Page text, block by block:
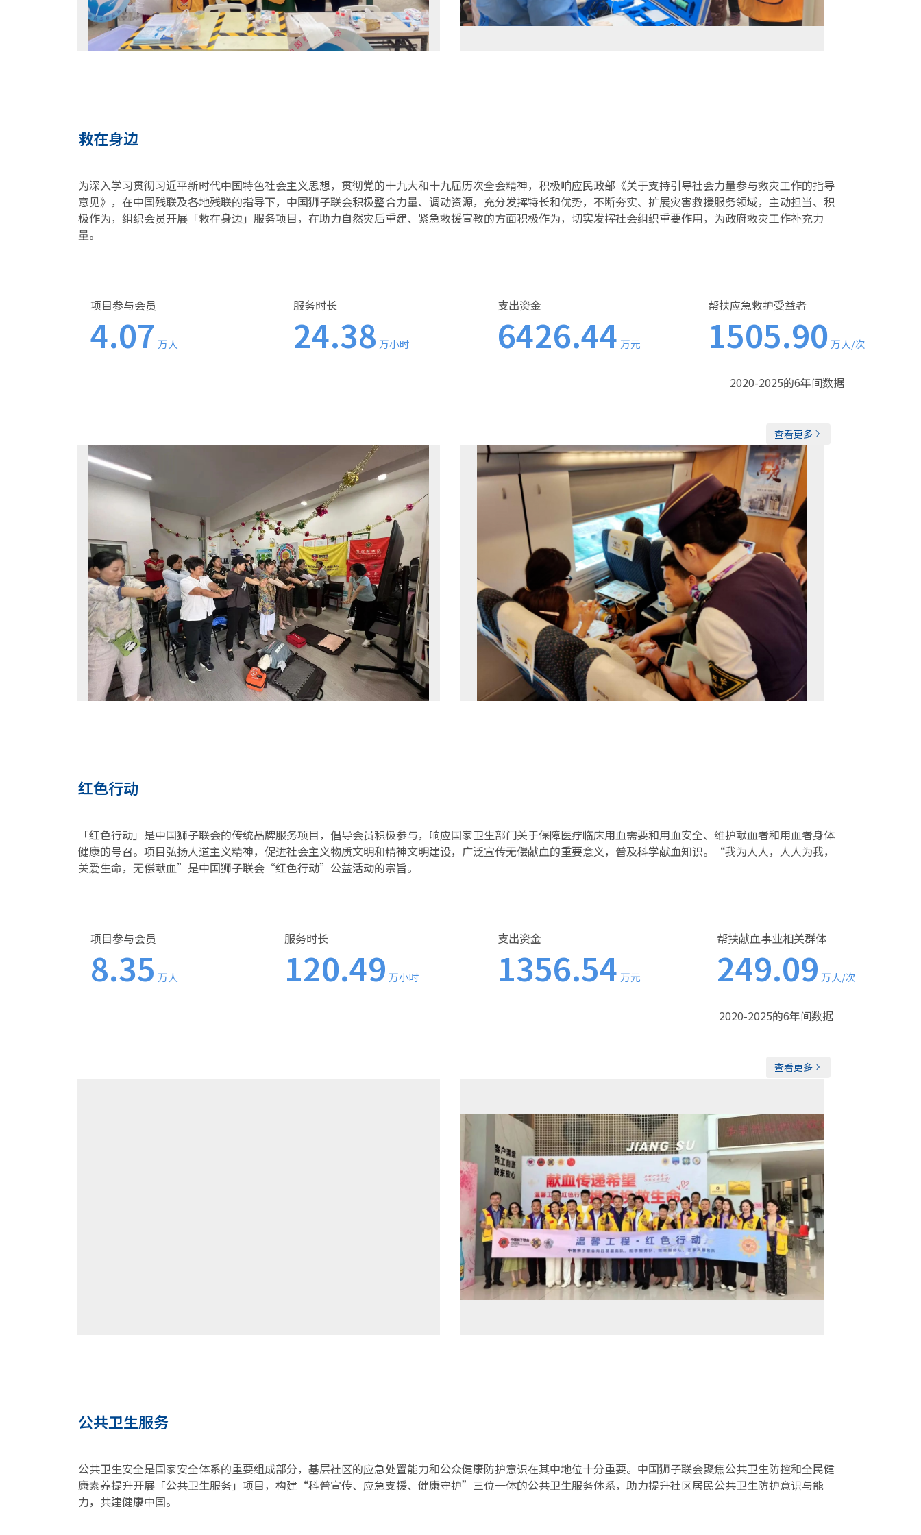
救在身边
为深入学习贯彻习近平新时代中国特色社会主义思想，贯彻党的十九大和十九届历次全会精神，积极响应民政部《关于支持引导社会力量参与救灾工作的指导
意见》，在中国残联及各地残联的指导下，中国狮子联会积极整合力量、调动资源，充分发挥特长和优势，不断夯实、扩展灾害救援服务领域，主动担当、积
极作为，组织会员开展「救在身边」服务项目，在助力自然灾后重建、紧急救援宣教的方面积极作为，切实发挥社会组织重要作用，为政府救灾工作补充力
量。
项目参与会员
4.07 万人
服务时长
24.38 万小时
支出资金
6426.44 万元
帮扶应急救护受益者
1505.90 万人/次
2020-2025的6年间数据
查看更多
红色行动
「红色行动」是中国狮子联会的传统品牌服务项目，倡导会员积极参与，响应国家卫生部门关于保障医疗临床用血需要和用血安全、维护献血者和用血者身体
健康的号召。项目弘扬人道主义精神，促进社会主义物质文明和精神文明建设，广泛宣传无偿献血的重要意义，普及科学献血知识。“我为人人，人人为我，
关爱生命，无偿献血”是中国狮子联会“红色行动”公益活动的宗旨。
项目参与会员
8.35 万人
服务时长
120.49 万小时
支出资金
1356.54 万元
帮扶献血事业相关群体
249.09 万人/次
2020-2025的6年间数据
查看更多
公共卫生服务
公共卫生安全是国家安全体系的重要组成部分，基层社区的应急处置能力和公众健康防护意识在其中地位十分重要。中国狮子联会聚焦公共卫生防控和全民健
康素养提升开展「公共卫生服务」项目，构建“科普宣传、应急支援、健康守护”三位一体的公共卫生服务体系，助力提升社区居民公共卫生防护意识与能
力，共建健康中国。